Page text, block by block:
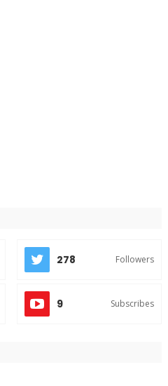
278 Followers
9 Subscribes